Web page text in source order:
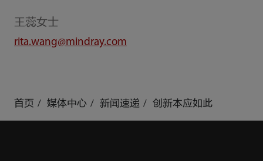
王蕊女士
rita.wang@mindray.com
首页 媒体中心 新闻速递 创新本应如此